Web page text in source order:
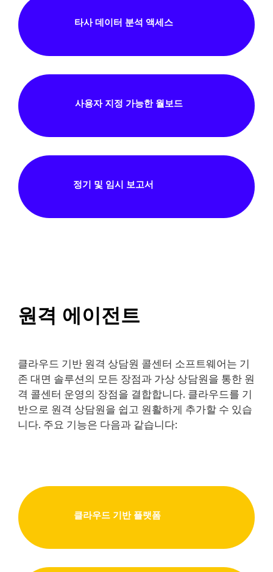
타사 데이터 분석 액세스
사용자 지정 가능한 월보드
정기 및 임시 보고서
원격 에이전트
클라우드 기반 원격 상담원 콜센터 소프트웨어는 기
존 대면 솔루션의 모든 장점과 가상 상담원을 통한 원
격 콜센터 운영의 장점을 결합합니다. 클라우드를 기
반으로 원격 상담원을 쉽고 원활하게 추가할 수 있습
니다. 주요 기능은 다음과 같습니다:
클라우드 기반 플랫폼